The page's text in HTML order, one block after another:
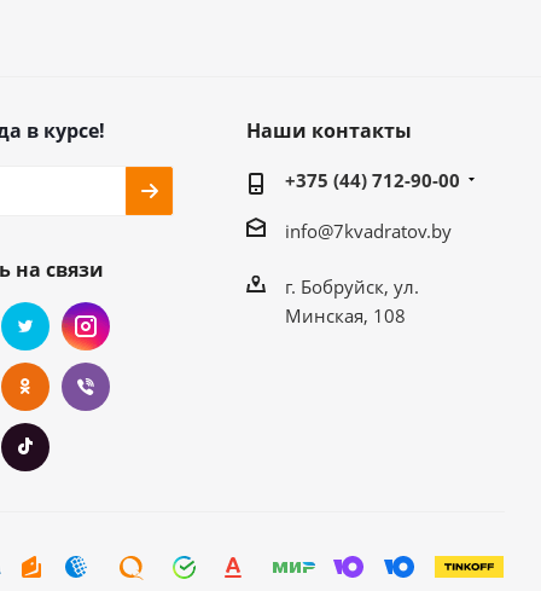
в курсе!
на связи
Наши контакты
+375 (44) 712-90-00
info@7kvadratov.by
г. Бобруйск, ул.
Минская, 108